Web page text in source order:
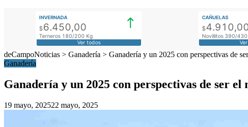
INVERNADA
$6.450,00
Terneros 180/200 Kg
Ver todos
CAÑUELAS
$
Novillitos 390/430
deCampoNoticias > Ganadería > Ganadería y un 2025 con perspectivas de
Ganadería
Ganadería y un 2025 con perspectivas de ser
19 mayo, 202522 mayo, 2025